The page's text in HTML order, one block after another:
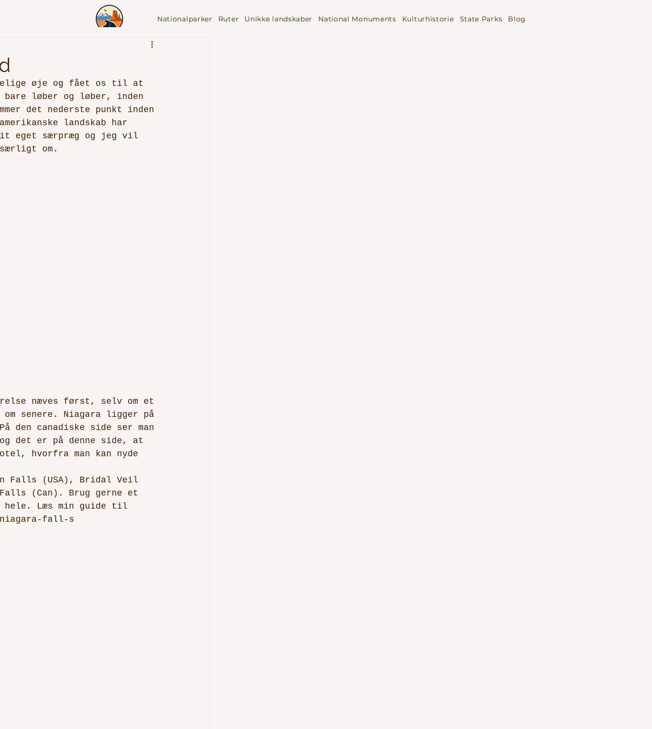
drivingUSA.dk Nationalparker Ruter Unikke landskaber National Monuments Kulturhistorie State Parks Blog
øje og fået os til at
bare løber og løber, inden
det nederste punkt inden
landskab har
eget særpræg og jeg vil
om.
næves først, selv om et
senere. Niagara ligger på
den canadiske side ser man
det er på denne side, at
hvorfra man kan nyde
Falls (USA), Bridal Veil
Falls (Can). Brug gerne et
Læs min guide til
fall-s